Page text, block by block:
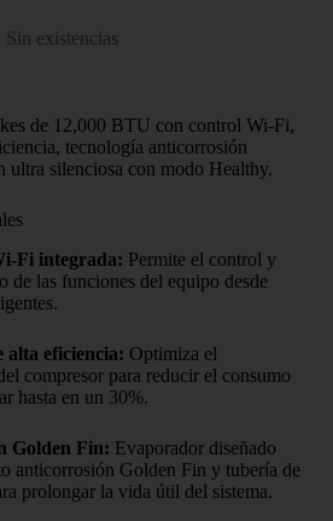
Sin existencias
de 12,000 BTU con control Wi-Fi,
tecnología anticorrosión
ultra silenciosa con modo Healthy.
Fi integrada: Permite el control y
de las funciones del equipo desde
alta eficiencia: Optimiza el
compresor para reducir el consumo
hasta en un 30%.
Golden Fin: Evaporador diseñado
anticorrosión Golden Fin y tubería de
prolongar la vida útil del sistema.